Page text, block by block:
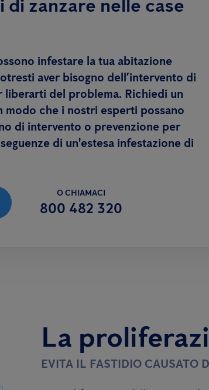
di zanzare nelle case
infestare la tua abitazione
aver bisogno dell’intervento di
liberarti del problema. Richiedi un
modo che i nostri esperti possano
di intervento o prevenzione per
di un'estesa infestazione di
O CHIAMACI
800 482 320
La
EVITA IL FASTIDIO CAUSATO